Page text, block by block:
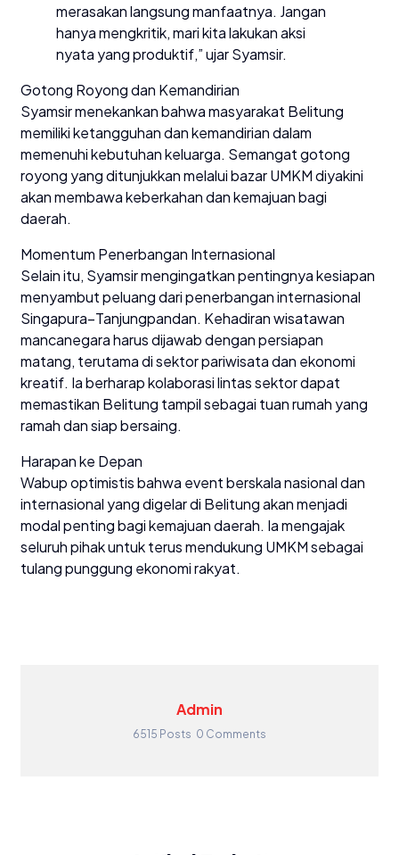
merasakan langsung manfaatnya. Jangan
hanya mengkritik, mari kita lakukan aksi
nyata yang produktif,” ujar Syamsir.
Gotong Royong dan Kemandirian
Syamsir menekankan bahwa masyarakat Belitung
memiliki ketangguhan dan kemandirian dalam
memenuhi kebutuhan keluarga. Semangat gotong
royong yang ditunjukkan melalui bazar UMKM diyakini
akan membawa keberkahan dan kemajuan bagi
daerah.
Momentum Penerbangan Internasional
Selain itu, Syamsir mengingatkan pentingnya kesiapan
menyambut peluang dari penerbangan internasional
Singapura–Tanjungpandan. Kehadiran wisatawan
mancanegara harus dijawab dengan persiapan
matang, terutama di sektor pariwisata dan ekonomi
kreatif. Ia berharap kolaborasi lintas sektor dapat
memastikan Belitung tampil sebagai tuan rumah yang
ramah dan siap bersaing.
Harapan ke Depan
Wabup optimistis bahwa event berskala nasional dan
internasional yang digelar di Belitung akan menjadi
modal penting bagi kemajuan daerah. Ia mengajak
seluruh pihak untuk terus mendukung UMKM sebagai
tulang punggung ekonomi rakyat.
Admin
6515 Posts 0 Comments